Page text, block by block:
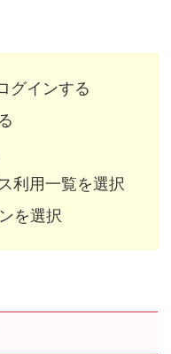
グインする
利用一覧を選択
を選択